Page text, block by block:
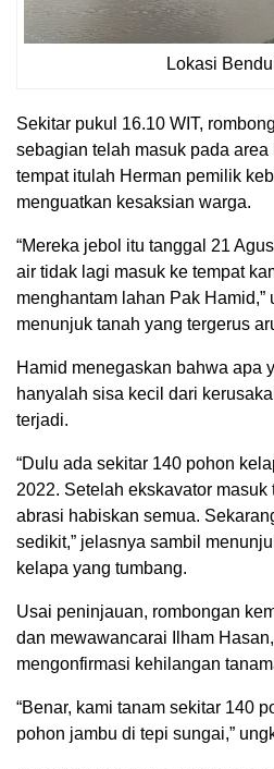
Lokasi
Sekitar pukul 16.10 WIT,
sebagian telah masuk pada
tempat itulah Herman pemilik
menguatkan kesaksian warga.
“Mereka jebol itu tanggal 21
air tidak lagi masuk ke tempat
menghantam lahan Pak Hamid,”
menunjuk tanah yang tergerus
Hamid menegaskan bahwa apa
hanyalah sisa kecil dari
terjadi.
“Dulu ada sekitar 140 pohon
2022. Setelah ekskavator
abrasi habiskan semua.
sedikit,” jelasnya sambil
kelapa yang tumbang.
Usai peninjauan, rombongan
dan mewawancarai Ilham
mengonfirmasi kehilangan
“Benar, kami tanam sekitar 140
pohon jambu di tepi sungai,”